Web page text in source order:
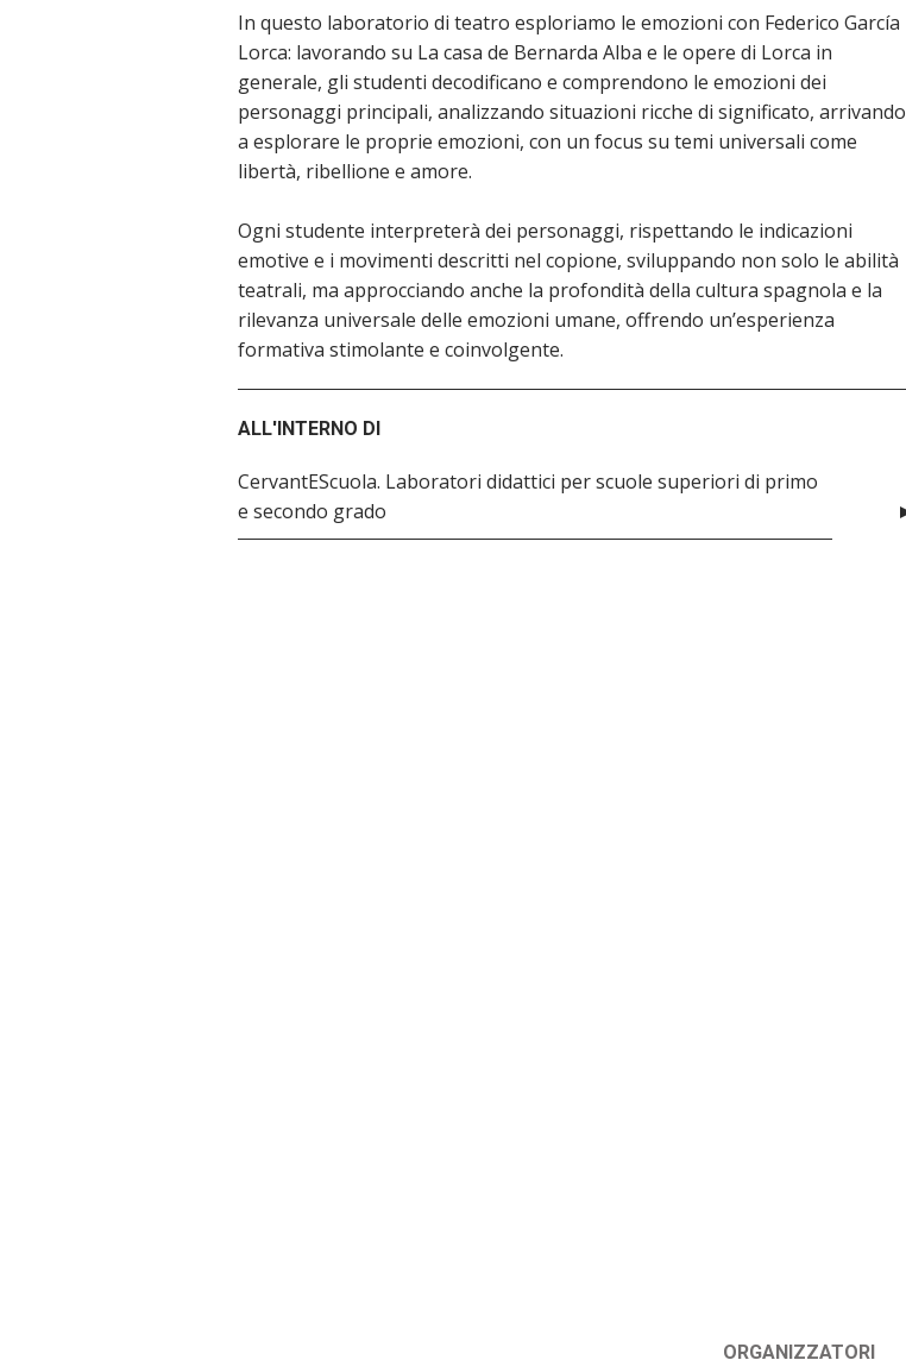
In questo laboratorio di teatro esploriamo le emozioni con Federico García
Lorca: lavorando su La casa de Bernarda Alba e le opere di Lorca in
generale, gli studenti decodificano e comprendono le emozioni dei
personaggi principali, analizzando situazioni ricche di significato, arrivando
a esplorare le proprie emozioni, con un focus su temi universali come
libertà, ribellione e amore.
Ogni studente interpreterà dei personaggi, rispettando le indicazioni
emotive e i movimenti descritti nel copione, sviluppando non solo le abilità
teatrali, ma approcciando anche la profondità della cultura spagnola e la
rilevanza universale delle emozioni umane, offrendo un’esperienza
formativa stimolante e coinvolgente.
ALL'INTERNO DI
CervantEScuola. Laboratori didattici per scuole superiori di primo
e secondo grado
ORGANIZZATORI